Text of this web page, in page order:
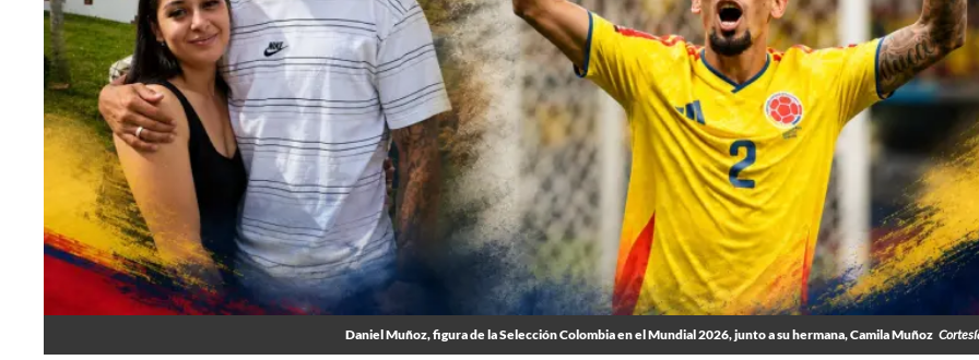
Daniel Muñoz, figura de la Selección Colombia en el Mundial 2026, junto a su hermana, Camila Muñoz